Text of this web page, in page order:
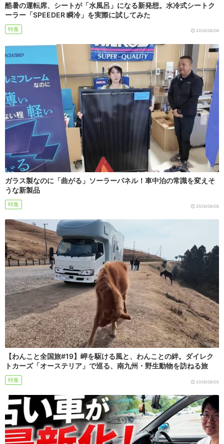
酷暑の運転席、シートが「水風呂」になる新発想。水冷式シートク
ーラー「SPEEDER 瞬冷」を実際に試してみた
特集 2026/08/06
ガラス製なのに「曲がる」ソーラーパネル！車中泊の常識を変えそ
うな新製品
特集 2026/08/06
【わんこと全国旅#19】岬を駆ける風と、わんことの絆。ダイレク
トカーズ「オーステリア」で巡る、南九州・野生動物を訪ねる旅
特集 2026/08/05